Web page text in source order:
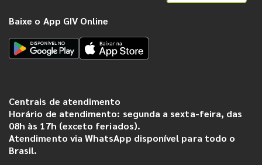
Baixe o App GIV Online
Centrais de atendimento
Horário de atendimento: segunda a sexta-feira, das
08h às 17h (exceto feriados).
Atendimento via WhatsApp disponível para todo o
Brasil.